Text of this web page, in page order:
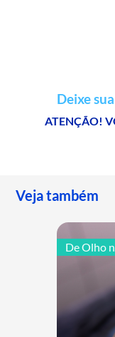
Deixe
ATENÇÃO!
Veja também
De Olho